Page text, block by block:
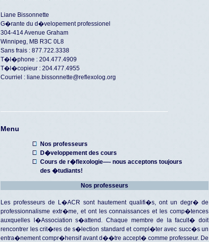
Liane Bissonnette
G�rante du d�velopement professionel
304-414 Avenue Graham
Winnipeg, MB R3C 0L8
Sans frais : 877.722.3338
T�l�phone : 204.477.4909
T�l�copieur : 204.477.4955
Courriel : liane.bissonnette@reflexolog.org
Menu
Nos professeurs
D�veloppement des cours
Cours de r�flexologie—- nous acceptons toujours
des �tudiants!
Nos professeurs
Les professeurs de L�ACR sont hautement qualifi�s, ont un degr� de
professionnalisme extr�me, et ont les connaissances et les comp�tences
auxquelles l�Association s�attend. Chaque membre de la facult� doit
rencontrer les crit�res de s�lection standard et compl�ter avec succ�s un
entra�nement compr�hensif avant d��tre accept� comme professeur. De